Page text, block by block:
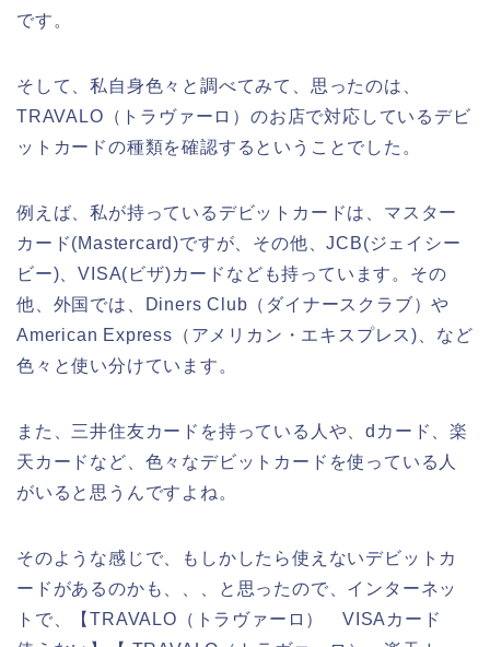
です。
そして、私自身色々と調べてみて、思ったのは、
TRAVALO（トラヴァーロ）のお店で対応しているデビ
ットカードの種類を確認するということでした。
例えば、私が持っているデビットカードは、マスター
カード(Mastercard)ですが、その他、JCB(ジェイシー
ビー)、VISA(ビザ)カードなども持っています。その
他、外国では、Diners Club（ダイナースクラブ）や
American Express（アメリカン・エキスプレス)、など
色々と使い分けています。
また、三井住友カードを持っている人や、dカード、楽
天カードなど、色々なデビットカードを使っている人
がいると思うんですよね。
そのような感じで、もしかしたら使えないデビットカ
ードがあるのかも、、、と思ったので、インターネッ
トで、【TRAVALO（トラヴァーロ） VISAカード